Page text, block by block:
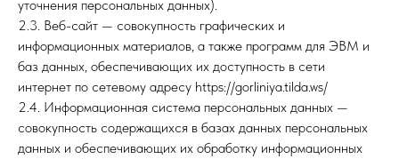
уточнения персональных данных).
2.3. Веб-сайт — совокупность графических и
информационных материалов, а также программ для ЭВМ и
баз данных, обеспечивающих их доступность в сети
интернет по сетевому адресу https://gorliniya.tilda.ws/
2.4. Информационная система персональных данных —
совокупность содержащихся в базах данных персональных
данных и обеспечивающих их обработку информационных